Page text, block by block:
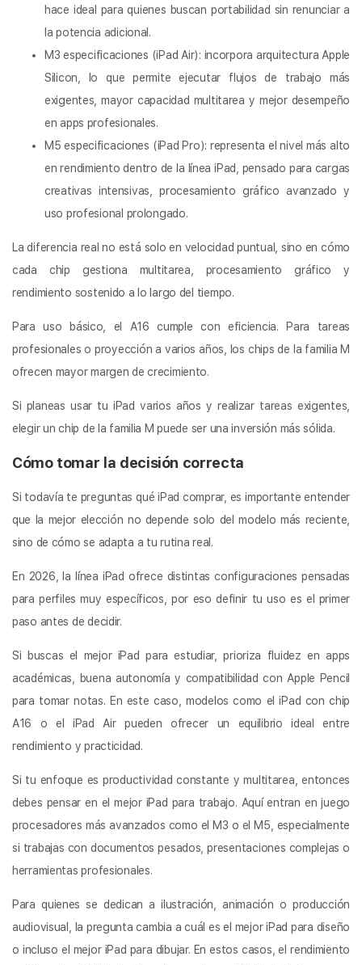
hace ideal para quienes buscan portabilidad sin renunciar a
la potencia adicional.
M3 especificaciones (iPad Air): incorpora arquitectura Apple
Silicon, lo que permite ejecutar flujos de trabajo más
exigentes, mayor capacidad multitarea y mejor desempeño
en apps profesionales.
M5 especificaciones (iPad Pro): representa el nivel más alto
en rendimiento dentro de la línea iPad, pensado para cargas
creativas intensivas, procesamiento gráfico avanzado y
uso profesional prolongado.
La diferencia real no está solo en velocidad puntual, sino en cómo
cada chip gestiona multitarea, procesamiento gráfico y
rendimiento sostenido a lo largo del tiempo.
Para uso básico, el A16 cumple con eficiencia. Para tareas
profesionales o proyección a varios años, los chips de la familia M
ofrecen mayor margen de crecimiento.
Si planeas usar tu iPad varios años y realizar tareas exigentes,
elegir un chip de la familia M puede ser una inversión más sólida.
Cómo tomar la decisión correcta
Si todavía te preguntas qué iPad comprar, es importante entender
que la mejor elección no depende solo del modelo más reciente,
sino de cómo se adapta a tu rutina real.
En 2026, la línea iPad ofrece distintas configuraciones pensadas
para perfiles muy específicos, por eso definir tu uso es el primer
paso antes de decidir.
Si buscas el mejor iPad para estudiar, prioriza fluidez en apps
académicas, buena autonomía y compatibilidad con Apple Pencil
para tomar notas. En este caso, modelos como el iPad con chip
A16 o el iPad Air pueden ofrecer un equilibrio ideal entre
rendimiento y practicidad.
Si tu enfoque es productividad constante y multitarea, entonces
debes pensar en el mejor iPad para trabajo. Aquí entran en juego
procesadores más avanzados como el M3 o el M5, especialmente
si trabajas con documentos pesados, presentaciones complejas o
herramientas profesionales.
Para quienes se dedican a ilustración, animación o producción
audiovisual, la pregunta cambia a cuál es el mejor iPad para diseño
o incluso el mejor iPad para dibujar. En estos casos, el rendimiento